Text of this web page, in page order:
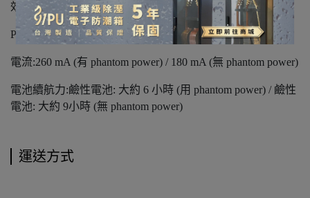
效果器:39 種
Phrase Loop 樂句循環:37 秒
電流:260 mA (有 phantom power) / 180 mA (無 phantom power)
電池續航力:鹼性電池: 大約 6 小時 (用 phantom power) / 鹼性
電池: 大約 9小時 (無 phantom power)
運送方式